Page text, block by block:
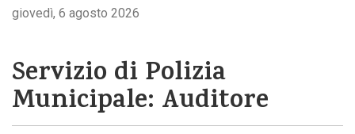
giovedì, 6 agosto 2026
Servizio di Polizia
Municipale: Auditore